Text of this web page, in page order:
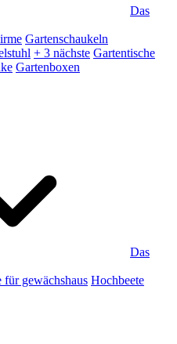
Das
Gartenschaukeln
+ 3 nächste Gartentische
Gartenboxen
Das
für gewächshaus Hochbeete